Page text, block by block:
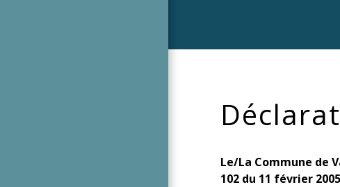
Le/La Commune de
102 du 11 février